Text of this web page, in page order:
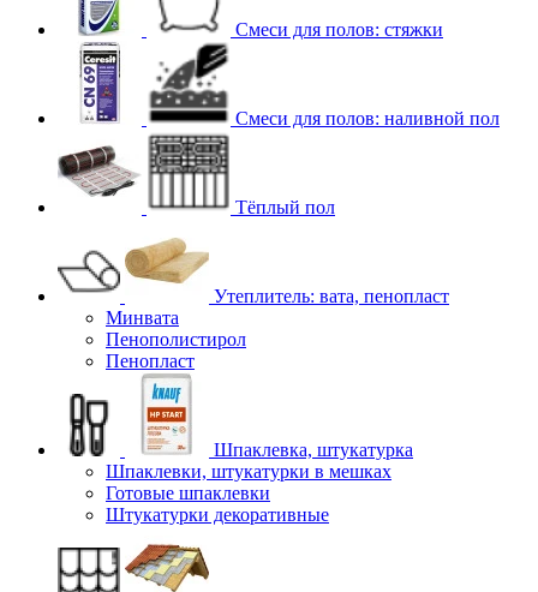
Смеси для полов: стяжки
Смеси для полов: наливной пол
Тёплый пол
Утеплитель: вата, пенопласт
Минвата
Пенополистирол
Пенопласт
Шпаклевка, штукатурка
Шпаклевки, штукатурки в мешках
Готовые шпаклевки
Штукатурки декоративные